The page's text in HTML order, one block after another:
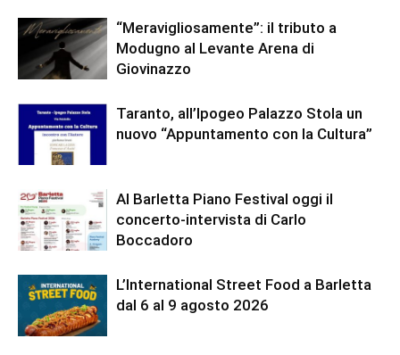
“Meravigliosamente”: il tributo a
Modugno al Levante Arena di
Giovinazzo
Taranto, all’Ipogeo Palazzo Stola un
nuovo “Appuntamento con la Cultura”
Al Barletta Piano Festival oggi il
concerto-intervista di Carlo
Boccadoro
L’International Street Food a Barletta
dal 6 al 9 agosto 2026